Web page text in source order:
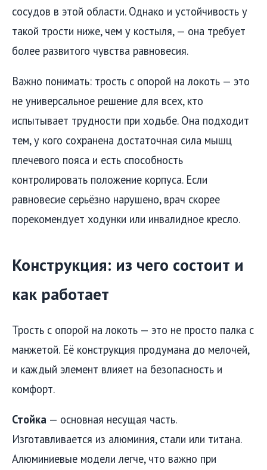
сосудов в этой области. Однако и устойчивость у
такой трости ниже, чем у костыля, — она требует
более развитого чувства равновесия.
Важно понимать: трость с опорой на локоть — это
не универсальное решение для всех, кто
испытывает трудности при ходьбе. Она подходит
тем, у кого сохранена достаточная сила мышц
плечевого пояса и есть способность
контролировать положение корпуса. Если
равновесие серьёзно нарушено, врач скорее
порекомендует ходунки или инвалидное кресло.
Конструкция: из чего состоит и
как работает
Трость с опорой на локоть — это не просто палка с
манжетой. Её конструкция продумана до мелочей,
и каждый элемент влияет на безопасность и
комфорт.
Стойка — основная несущая часть.
Изготавливается из алюминия, стали или титана.
Алюминиевые модели легче, что важно при